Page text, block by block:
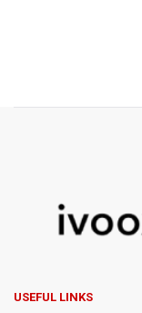
USEFUL LINKS